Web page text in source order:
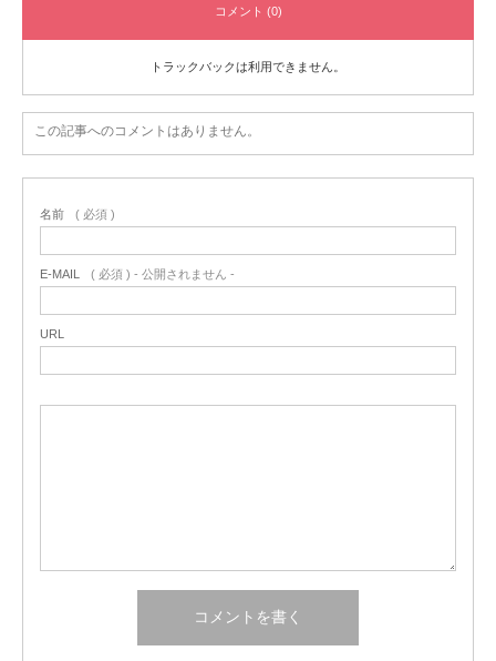
コメント (0)
トラックバックは利用できません。
この記事へのコメントはありません。
名前 ( 必須 )
E-MAIL ( 必須 ) - 公開されません -
URL